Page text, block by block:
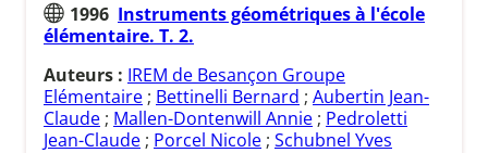
1996 Instruments géométriques à l'école
élémentaire. T. 2.
Auteurs : IREM de Besançon Groupe
Elémentaire ; Bettinelli Bernard ; Aubertin Jean-
Claude ; Mallen-Dontenwill Annie ; Pedroletti
Jean-Claude ; Porcel Nicole ; Schubnel Yves